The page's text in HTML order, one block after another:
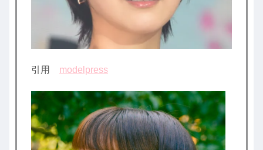
引用 modelpress